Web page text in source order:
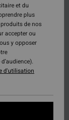
et du
plus
de nos
accepter ou
y opposer
d'utilisation